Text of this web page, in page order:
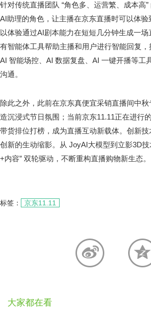
针对传统直播团队 “角色多、运营繁、成本
AI助理的角色，让主播在京东直播时可以体
以体验通过AI剧本能力在短短几分钟生成一
有智能体工具帮助主播和用户进行智能回复
AI 智能场控、AI 数据复盘、AI 一键开播等
沟通。
除此之外，此前在京东真便宜采销直播间中
造沉浸式节日氛围；当前京东11.11正在进行
带货排位打榜，成为直播互动新载体。创新
创新的生动缩影。从 JoyAI大模型到立影3D
+内容” 双轮驱动，不断重构直播购物新生态。
标签： 京东11.11
大家都在看